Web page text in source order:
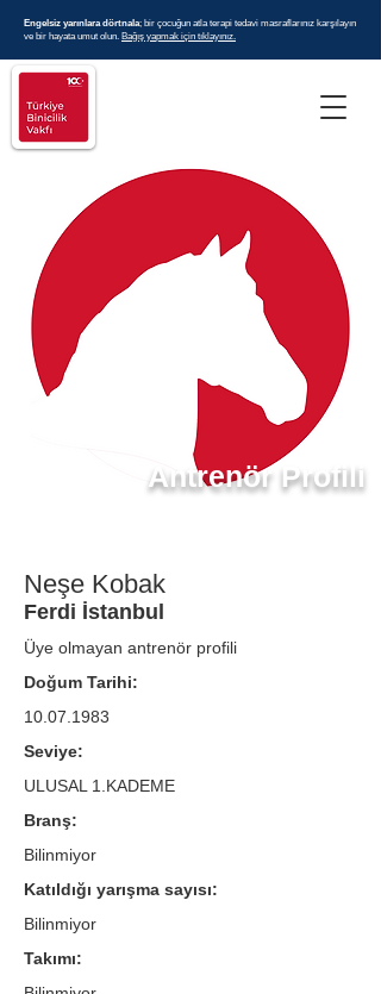
Engelsiz yarınlara dörtnala; bir çocuğun atla terapi tedavi masraflarınız karşılayın
ve bir hayata umut olun. Bağış yapmak için tıklayınız.
Antrenör Profili
Neşe Kobak
Ferdi İstanbul
Üye olmayan antrenör profili
Doğum Tarihi:
10.07.1983
Seviye:
ULUSAL 1.KADEME
Branş:
Bilinmiyor
Katıldığı yarışma sayısı:
Bilinmiyor
Takımı: